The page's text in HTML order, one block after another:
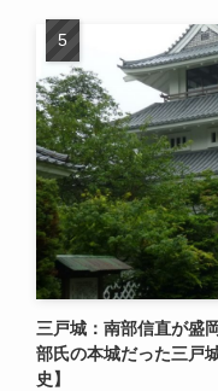
三戸城：南部信直が盛
部氏の本城だった三戸
史】